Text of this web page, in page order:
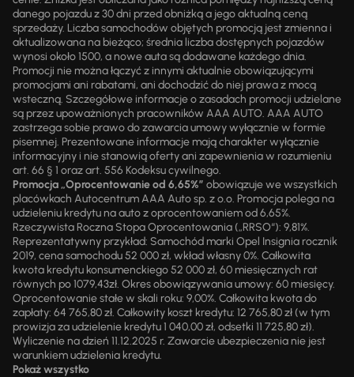
danego pojazdu z 30 dni przed obniżką a jego aktualną ceną
sprzedaży. Liczba samochodów objętych promocją jest zmienna i
aktualizowana na bieżąco; średnia liczba dostępnych pojazdów
wynosi około 1500, a nowe auta są dodawane każdego dnia.
Promocji nie można łączyć z innymi aktualnie obowiązującymi
promocjami ani rabatami, ani dochodzić do niej prawa z mocą
wsteczną. Szczegółowe informacje o zasadach promocji udzielane
są przez upoważnionych pracowników AAA AUTO. AAA AUTO
zastrzega sobie prawo do zawarcia umowy wyłącznie w formie
pisemnej. Prezentowane informacje mają charakter wyłącznie
informacyjny i nie stanowią oferty ani zapewnienia w rozumieniu
art. 66 § 1 oraz art. 556 Kodeksu cywilnego.
Promocja „Oprocentowanie od 6,65%” obowiązuje we wszystkich
placówkach Autocentrum AAA Auto sp. z o.o. Promocja polega na
udzieleniu kredytu na auto z oprocentowaniem od 6,65%.
Rzeczywista Roczna Stopa Oprocentowania („RRSO“): 9,81%.
Reprezentatywny przykład: Samochód marki Opel Insignia rocznik
2019, cena samochodu 52 000 zł, wkład własny 0%. Całkowita
kwota kredytu konsumenckiego 52 000 zł, 60 miesięcznych rat
równych po 1079,43zł. Okres obowiązywania umowy: 60 miesięcy.
Oprocentowanie stałe w skali roku: 9,00%. Całkowita kwota do
zapłaty: 64 765,80 zł. Całkowity koszt kredytu: 12 765,80 zł (w tym
prowizja za udzielenie kredytu 1 040,00 zł, odsetki 11 725,80 zł).
Wyliczenie na dzień 11.12.2025 r. Zawarcie ubezpieczenia nie jest
warunkiem udzielenia kredytu.
Pokaż wszystko